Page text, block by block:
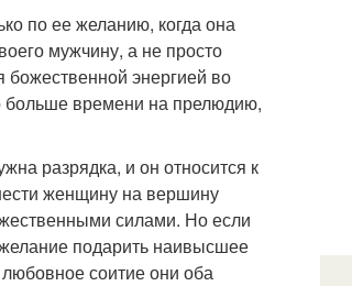
по ее желанию, когда она
мужчину, а не просто
божественной энергией во
больше времени на прелюдию,
разрядка, и он относится к
женщину на вершину
силами. Но если
подарить наивысшее
соитие они оба